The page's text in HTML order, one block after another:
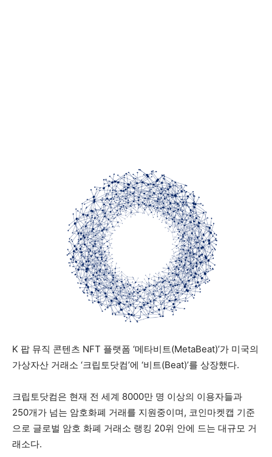
K 팝 뮤직 콘텐츠 NFT 플랫폼 ‘메타비트(MetaBeat)’가 미국의
가상자산 거래소 ‘크립토닷컴’에 ‘비트(Beat)’를 상장했다.
크립토닷컴은 현재 전 세계 8000만 명 이상의 이용자들과
250개가 넘는 암호화폐 거래를 지원중이며, 코인마켓캡 기준
으로 글로벌 암호 화폐 거래소 랭킹 20위 안에 드는 대규모 거
래소다.